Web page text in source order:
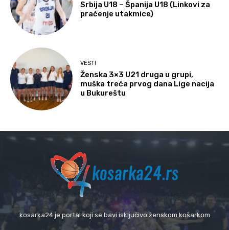
Srbija U18 – Španija U18 (Linkovi za
praćenje utakmice)
VESTI
Ženska 3×3 U21 druga u grupi,
muška treća prvog dana Lige nacija
u Bukureštu
kosarka24 je portal koji se bavi isključivo ženskom košarkom